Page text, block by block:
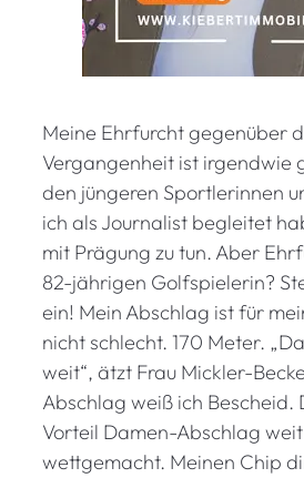
Meine Ehrfurcht gegenüber
Vergangenheit ist irgendwie
den jüngeren Sportlerinnen
ich als Journalist begleitet
mit Prägung zu tun. Aber
82-jährigen Golfspielerin?
ein! Mein Abschlag ist für
nicht schlecht. 170 Meter.
weit“, ätzt Frau Mickler-
Abschlag weiß ich Bescheid.
Vorteil Damen-Abschlag
wettgemacht. Meinen Chip